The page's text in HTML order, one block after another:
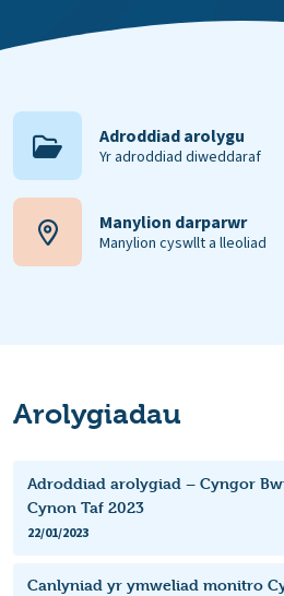
Adroddiad arolygu
Yr adroddiad diweddaraf
Manylion darparwr
Manylion cyswllt a lleoliad
Arolygiadau
Adroddiad arolygiad – Cyngor
Cynon Taf 2023
22/01/2023
Canlyniad yr ymweliad monitro